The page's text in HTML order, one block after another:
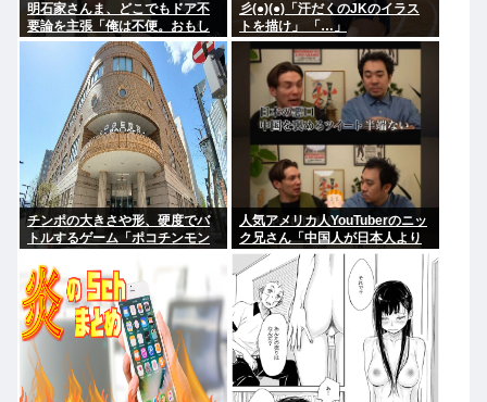
明石家さんま、どこでもドア不
要論を主張「俺は不便。おもし
ろくない」
彡(●)(●)「汗だくのJKのイラス
トを描け」 「…」
チンポの大きさや形、硬度でバ
トルするゲーム「ポコチンモン
人気アメリカ人YouTuberのニッ
ク兄さん「中国人が日本人より
マナーいいなんてあり得ない。
クソ過ぎ。中華料理も好きじゃ
ない」